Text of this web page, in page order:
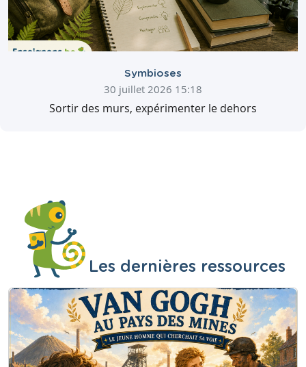
Symbioses
30 juillet 2026 15:18
Sortir des murs, expérimenter le dehors
Les dernières ressources